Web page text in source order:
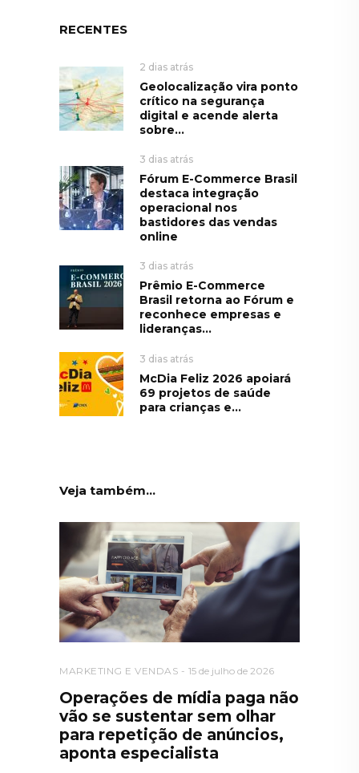
RECENTES
2 dias atrás
Geolocalização vira ponto
crítico na segurança
digital e acende alerta
sobre...
3 dias atrás
Fórum E-Commerce Brasil
destaca integração
operacional nos
bastidores das vendas
online
3 dias atrás
Prêmio E-Commerce
Brasil retorna ao Fórum e
reconhece empresas e
lideranças...
3 dias atrás
McDia Feliz 2026 apoiará
69 projetos de saúde
para crianças e...
Veja também...
MARKETING E VENDAS 15 de julho de 2026
Operações de mídia paga não
vão se sustentar sem olhar
para repetição de anúncios,
aponta especialista